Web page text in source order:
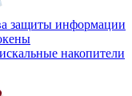
защиты информации
накопители